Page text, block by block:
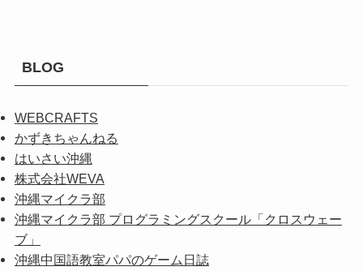
BLOG
WEBCRAFTS
かずきちゃんねる
はいさい沖縄
株式会社WEVA
沖縄マイクラ部
沖縄マイクラ部 プログラミングスクール「クロスウェー
ブ」
沖縄中国語教室パパのゲーム日誌